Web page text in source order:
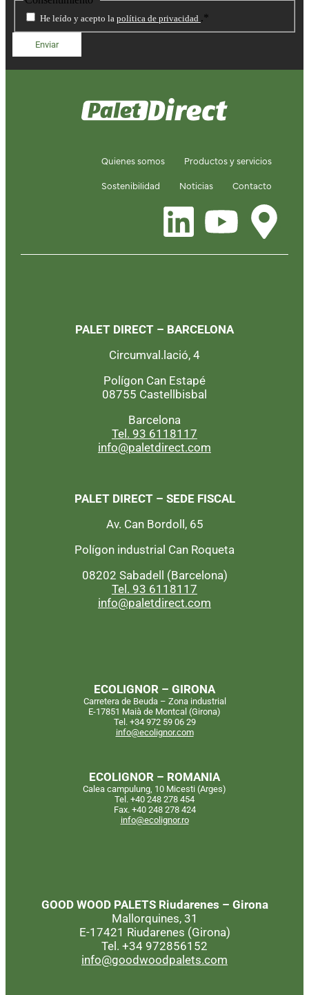
He leído y acepto la política de privacidad .*
Quienes somos
Productos y servicios
Sostenibilidad
Noticias Contacto
PALET DIRECT – BARCELONA
Circumval.lació, 4
Polígon Can Estapé
08755 Castellbisbal
Barcelona
Tel. 93 6118117
info@paletdirect.com
PALET DIRECT – SEDE FISCAL
Av. Can Bordoll, 65
Polígon industrial Can Roqueta
08202 Sabadell (Barcelona)
Tel. 93 6118117
info@paletdirect.com
ECOLIGNOR – GIRONA
Carretera de Beuda – Zona industrial
E-17851 Maià de Montcal (Girona)
Tel. +34 972 59 06 29
info@ecolignor.com
ECOLIGNOR – ROMANIA
Calea campulung, 10 Micesti (Arges)
Tel. +40 248 278 454
Fax. +40 248 278 424
info@ecolignor.ro
GOOD WOOD PALETS Riudarenes – Girona
Mallorquines, 31
E-17421 Riudarenes (Girona)
Tel. +34 972856152
info@goodwoodpalets.com